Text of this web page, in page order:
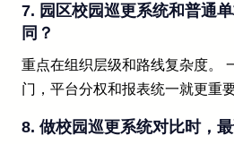
7. 园区校园巡更系统和普通
同？
重点在组织层级和路线复杂度。
门，平台分权和报表统一就更重要
8. 做校园巡更系统对比时，